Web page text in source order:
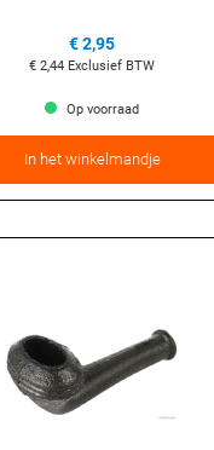
voor en achterSchakelaar
WaterpompEtc etc
€ 2,95
€ 2,44 Exclusief BTW
Op voorraad
In het winkelmandje